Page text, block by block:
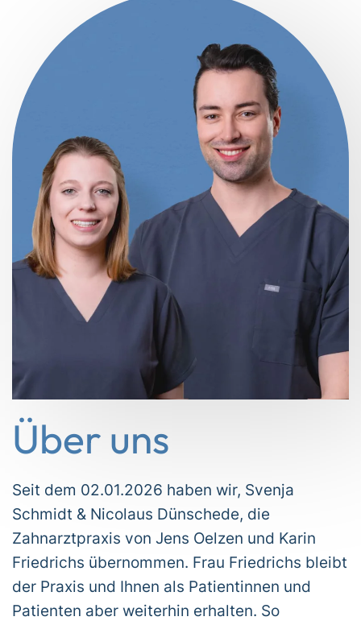
Über uns
Seit dem 02.01.2026 haben wir, Svenja
Schmidt & Nicolaus Dünschede, die
Zahnarztpraxis von Jens Oelzen und Karin
Friedrichs übernommen. Frau Friedrichs bleibt
der Praxis und Ihnen als Patientinnen und
Patienten aber weiterhin erhalten. So